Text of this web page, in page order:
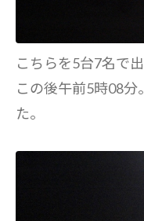
こちらを5台7名で出
この後午前5時08分
た。